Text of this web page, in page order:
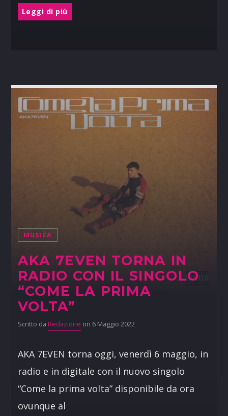
Leggi di più
MUSICA
AKA 7EVEN TORNA IN
RADIO CON IL SINGOLO
“COME LA PRIMA
VOLTA”
Scritto da Redazione on 6 Maggio 2022
AKA 7EVEN torna oggi, venerdì 6 maggio, in
radio e in digitale con il nuovo singolo
“Come la prima volta” disponibile da ora
ovunque al